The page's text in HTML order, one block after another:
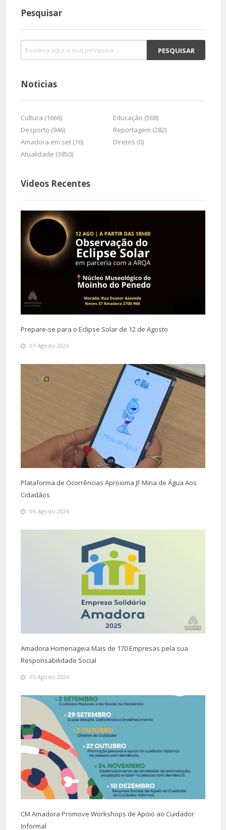
Pesquisar
Noticias
Cultura (1666)
Educação (568)
Desporto (946)
Reportagem (282)
Amadora em set (16)
Diretos (0)
Atualidade (3850)
Videos Recentes
Prepare-se para o Eclipse Solar de 12 de Agosto
07 Agosto 2026
Plataforma de Ocorrências Aproxima JF Mina de Água Aos
Cidadãos
06 Agosto 2026
Amadora Homenageia Mais de 170 Empresas pela sua
Responsabilidade Social
05 Agosto 2026
CM Amadora Promove Workshops de Apoio ao Cuidador
Informal